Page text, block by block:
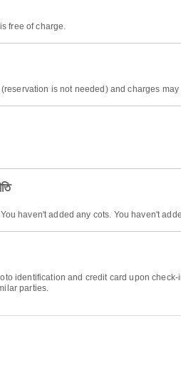
free of charge.
is not needed) and charges
haven't added any cots. You haven't
identification and credit card upon
parties.